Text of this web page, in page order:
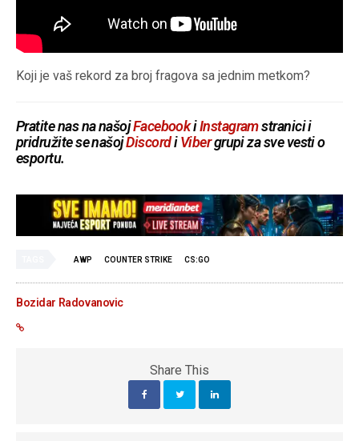
Koji je vaš rekord za broj fragova sa jednim metkom?
Pratite nas na našojFacebookiInstagramstranici i
pridružite se našojDiscordiVibergrupi za sve vesti o
esportu.
AWP COUNTER STRIKE CS:GO
Bozidar Radovanovic
Share This